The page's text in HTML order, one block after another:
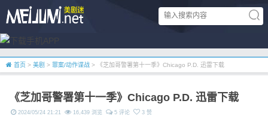
首页 > 美剧 > 罪案/动作谍战 > 《芝加哥警署第十一季》Chicago P.D. 迅雷下载
《芝加哥警署第十一季》Chicago P.D. 迅雷下载
2024/05/24 21:21 16,439 浏览 5 评论 3 赞